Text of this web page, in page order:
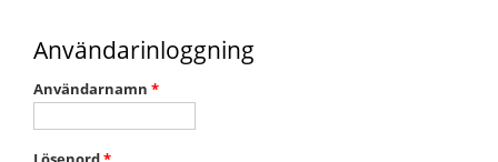
Användarinloggning
Användarnamn *